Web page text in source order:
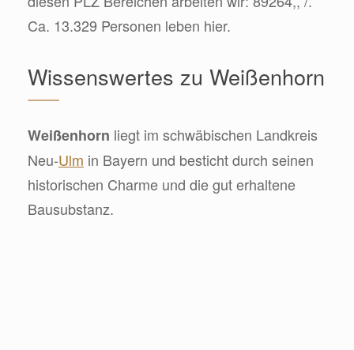
Ca. 13.329 Personen leben hier.
Wissenswertes zu Weißenhorn
Weißenhorn liegt im schwäbischen Landkreis
Neu-Ulm in Bayern und besticht durch seinen
historischen Charme und die gut erhaltene
Bausubstanz.